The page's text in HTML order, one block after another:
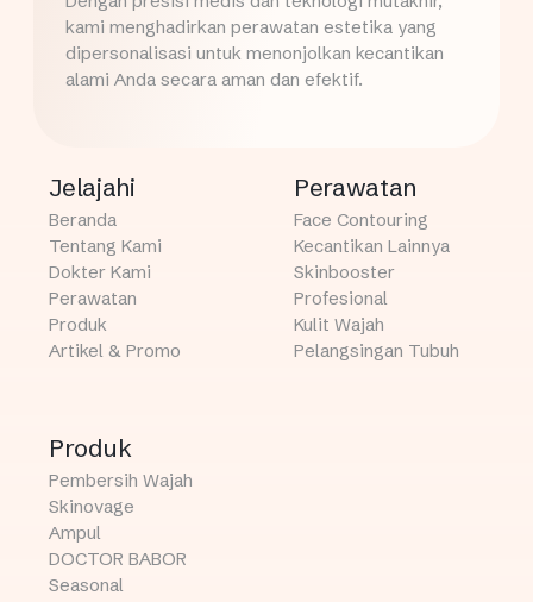
kami menghadirkan perawatan estetika yang
dipersonalisasi untuk menonjolkan kecantikan
alami Anda secara aman dan efektif.
Jelajahi
Beranda
Tentang Kami
Dokter Kami
Perawatan
Produk
Artikel & Promo
Perawatan
Face Contouring
Kecantikan Lainnya
Skinbooster
Profesional
Kulit Wajah
Pelangsingan Tubuh
Produk
Pembersih Wajah
Skinovage
Ampul
DOCTOR BABOR
Seasonal